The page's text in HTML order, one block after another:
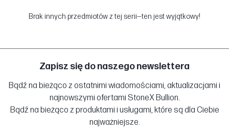
Brak innych przedmiotów z tej serii—ten jest wyjątkowy!
Zapisz się do naszego newslettera
Bądź na bieżąco z ostatnimi wiadomościami, aktualizacjami i
najnowszymi ofertami StoneX Bullion.
Bądź na bieżąco z produktami i usługami, które są dla Ciebie
najważniejsze.